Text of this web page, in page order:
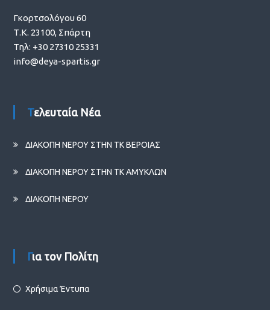
Γκορτσολόγου 60
Τ.Κ. 23100, Σπάρτη
Τηλ: +30 27310 25331
info@deya-spartis.gr
Τελευταία Νέα
ΔΙΑΚΟΠΗ ΝΕΡΟΥ ΣΤΗΝ ΤΚ ΒΕΡΟΙΑΣ
ΔΙΑΚΟΠΗ ΝΕΡΟΥ ΣΤΗΝ ΤΚ ΑΜΥΚΛΩΝ
ΔΙΑΚΟΠΗ ΝΕΡΟΥ
Για τον Πολίτη
Χρήσιμα Έντυπα